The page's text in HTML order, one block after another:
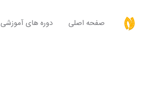
صفحه اصلی دوره های آموزشی